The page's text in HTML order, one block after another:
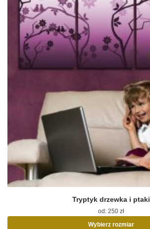
stronie
produktu
Tryptyk drzewka i ptaki
od: 250 zł
Wybierz rozmiar